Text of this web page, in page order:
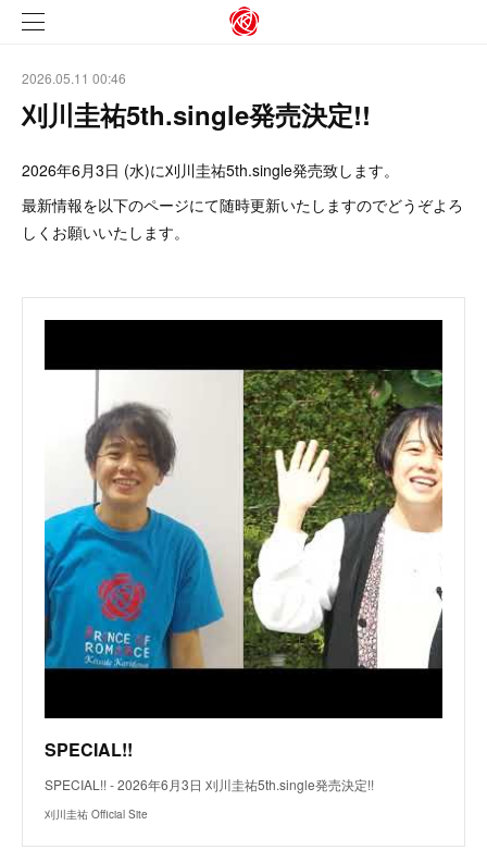
2026.05.11 00:46
刈川圭祐5th.single発売決定!!
2026年6月3日 (水)に刈川圭祐5th.single発売致します。
最新情報を以下のページにて随時更新いたしますのでどうぞよろ
しくお願いいたします。
SPECIAL!!
SPECIAL!! - 2026年6月3日 刈川圭祐5th.single発売決定!!
刈川圭祐 Official Site